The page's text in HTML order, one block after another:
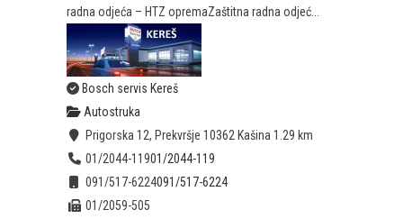
radna odjeća – HTZ opremaZaštitna radna odjeć...
Bosch servis Kereš
Autostruka
Prigorska 12, Prekvršje 10362 Kašina 1.29 km
01/2044-11901/2044-119
091/517-6224091/517-6224
01/2059-505